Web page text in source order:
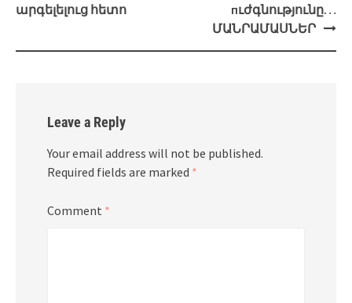
արգելելուց հետո
пւժգնությունը…
ՄԱՆՐԱՄԱՍՆԵՐ
Leave a Reply
Your email address will not be published.
Required fields are marked *
Comment *